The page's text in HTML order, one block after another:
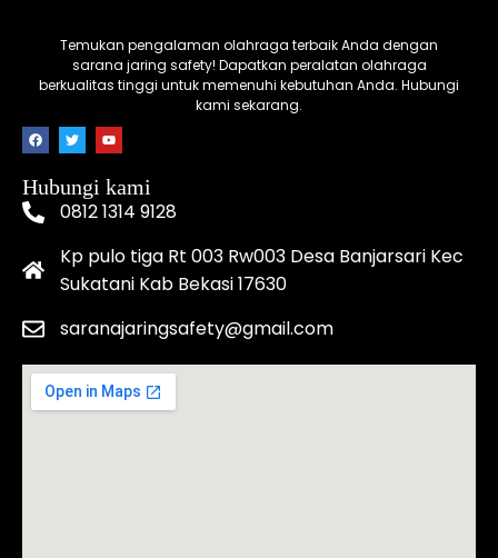
Temukan pengalaman olahraga terbaik Anda dengan
sarana jaring safety! Dapatkan peralatan olahraga
berkualitas tinggi untuk memenuhi kebutuhan Anda. Hubungi
kami sekarang.
Hubungi kami
0812 1314 9128
Kp pulo tiga Rt 003 Rw003 Desa Banjarsari Kec
Sukatani Kab Bekasi 17630
saranajaringsafety@gmail.com